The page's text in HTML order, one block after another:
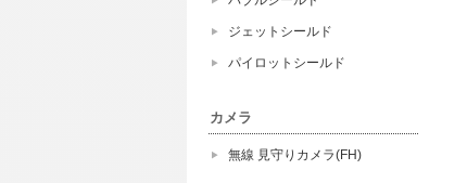
ジェットシールド
パイロットシールド
カメラ
無線 見守りカメラ(FH)